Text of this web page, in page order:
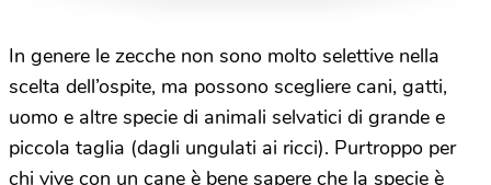
In genere le zecche non sono molto selettive nella
scelta dell’ospite, ma possono scegliere cani, gatti,
uomo e altre specie di animali selvatici di grande e
piccola taglia (dagli ungulati ai ricci). Purtroppo per
chi vive con un cane è bene sapere che la specie è